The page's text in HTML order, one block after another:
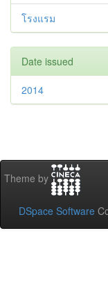
โรงแรม
Date issued
2014
Theme by
DSpace Software